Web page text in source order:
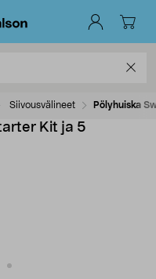
Siivousvälineet Pölyhuiska
Kit ja 5